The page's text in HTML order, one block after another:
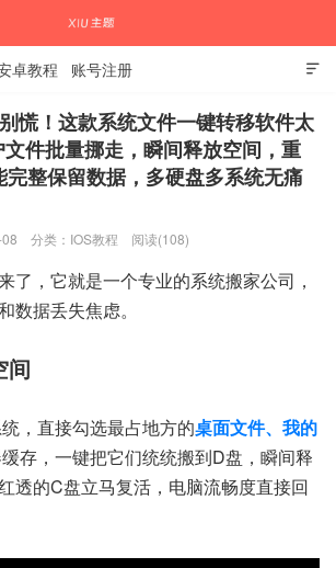
外APP下载注册教程

卓教程 账号注册
慌！这款系统文件一键转移软件太
件批量挪走，瞬间释放空间，重
整保留数据，多硬盘多系统无痛
分类： IOS教程 阅读(108)
了，它就是一个专业的系统搬家公司，
数据丢失焦虑。
间
，直接勾选最占地方的桌面文件、我的
缓存，一键把它们统统搬到D盘，瞬间释
透的C盘立马复活，电脑流畅度直接回